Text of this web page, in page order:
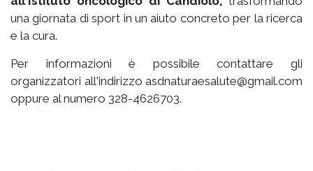
una giornata di sport in un aiuto concreto per la ricerca
e la cura.
Per informazioni è possibile contattare gli
organizzatori all'indirizzo asdnaturaesalute@gmail.com
oppure al numero 328-4626703.